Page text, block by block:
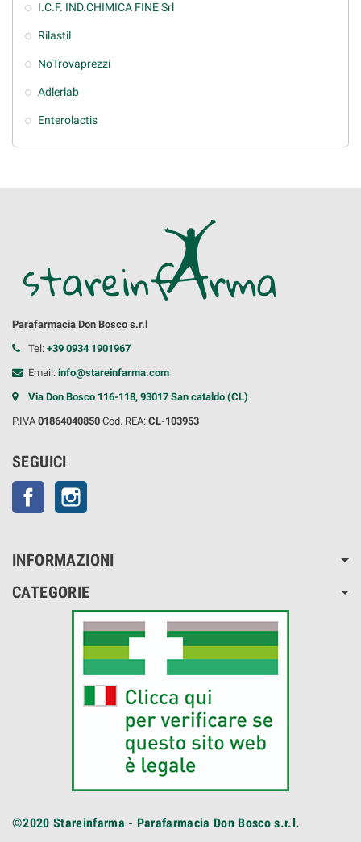
I.C.F. IND.CHIMICA FINE Srl
Rilastil
NoTrovaprezzi
Adlerlab
Enterolactis
Parafarmacia Don Bosco s.r.l
Tel: +39 0934 1901967
Email: info@stareinfarma.com
Via Don Bosco 116-118, 93017 San cataldo (CL)
P.IVA 01864040850 Cod. REA: CL-103953
SEGUICI
Facebook
INFORMAZIONI
CATEGORIE
©2020 Stareinfarma - Parafarmacia Don Bosco s.r.l.